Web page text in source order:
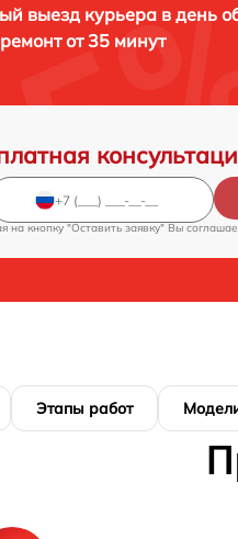
выезд курьера в день
от 35 минут
на кнопку "Оставить заявку" Вы
Этапы работ